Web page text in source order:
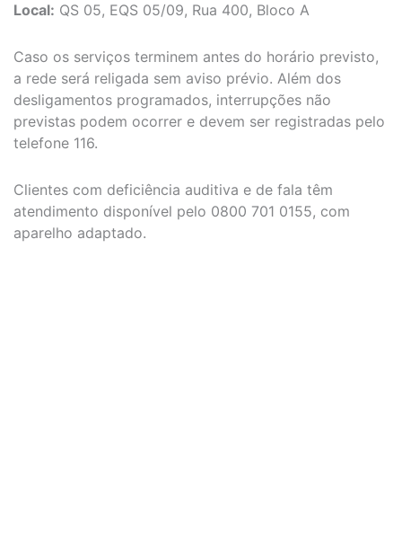
Local: QS 05, EQS 05/09, Rua 400, Bloco A
Caso os serviços terminem antes do horário previsto,
a rede será religada sem aviso prévio. Além dos
desligamentos programados, interrupções não
previstas podem ocorrer e devem ser registradas pelo
telefone 116.
Clientes com deficiência auditiva e de fala têm
atendimento disponível pelo 0800 701 0155, com
aparelho adaptado.